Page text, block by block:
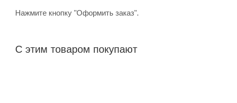
Нажмите кнопку "Оформить заказ".
С этим товаром покупают